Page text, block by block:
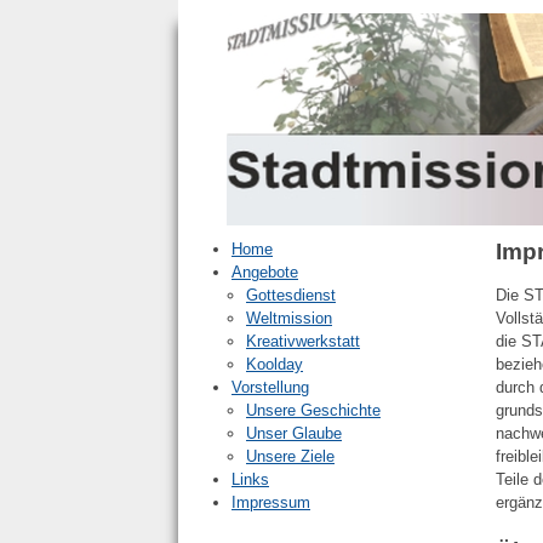
Home
Angebote
Gottesdienst
Weltmission
Kreativwerkstatt
Koolday
Vorstellung
Unsere Geschichte
Unser Glaube
Unsere Ziele
Links
Impressum
Die
die
durch
Teile